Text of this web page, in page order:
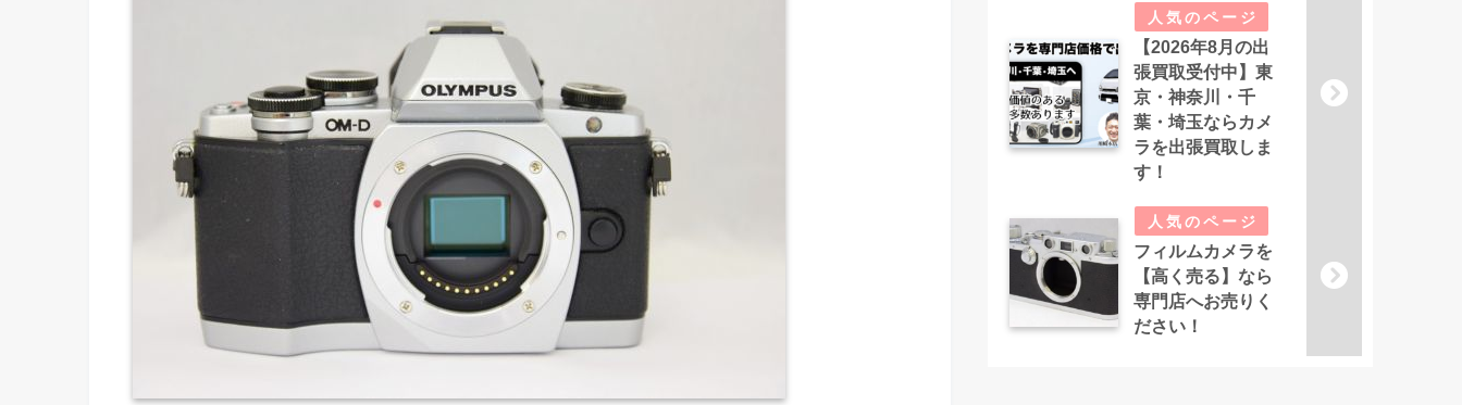
【2026年8月の出
張買取受付中】東
京・神奈川・千
葉・埼玉ならカメ
ラを出張買取しま
す！
フィルムカメラを
【高く売る】なら
専門店へお売りく
ださい！